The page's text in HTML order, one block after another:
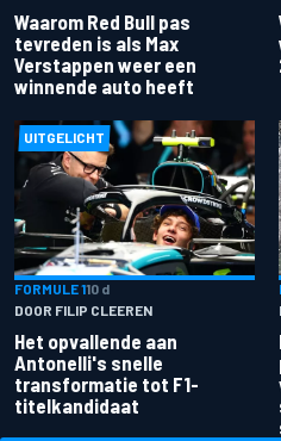
Waarom Red Bull pas
tevreden is als Max
Verstappen weer een
winnende auto heeft
UITGELICHT
FORMULE 110 d
DOOR FILIP CLEEREN
Het opvallende aan
Antonelli's snelle
transformatie tot F1-
titelkandidaat